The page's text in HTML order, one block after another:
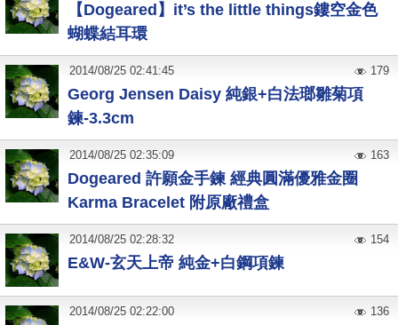
【Dogeared】it’s the little things鏤空金色
蝴蝶結耳環
Georg Jensen Daisy 純銀+白法瑯雛菊項
鍊-3.3cm
2014/08/25 02:41:45 179
Dogeared 許願金手鍊 經典圓滿優雅金圈
Karma Bracelet 附原廠禮盒
2014/08/25 02:35:09 163
E&W-玄天上帝 純金+白鋼項鍊
2014/08/25 02:28:32 154
2014/08/25 02:22:00 136